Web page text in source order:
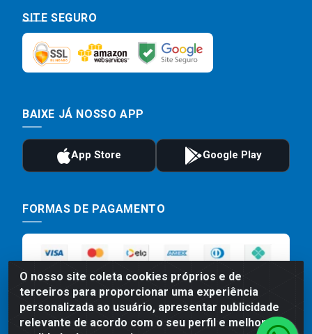
O nosso site coleta cookies próprios e de
terceiros para proporcionar uma experiência
personalizada ao usuário, apresentar publicidade
relevante de acordo com o seu perfil e melhorar a
SITE SEGURO
BAIXE JÁ NOSSO APP
FORMAS DE PAGAMENTO